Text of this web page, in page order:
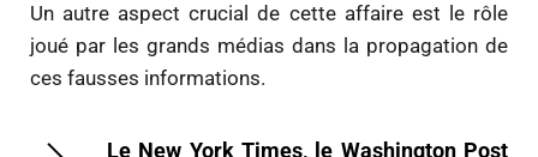
Un autre aspect crucial de cette affaire est le rôle
joué par les grands médias dans la propagation de
ces fausses informations.
Le New York Times, le Washington Post